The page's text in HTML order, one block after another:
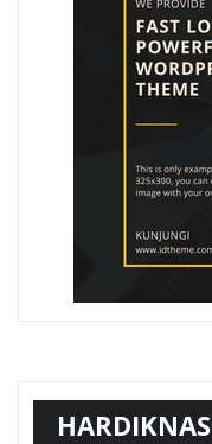
HARDIKNAS